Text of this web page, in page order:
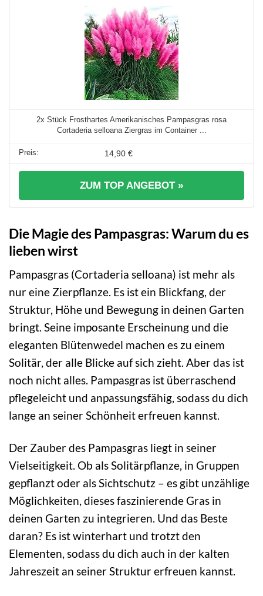
2x Stück Frosthartes Amerikanisches Pampasgras rosa
Cortaderia selloana Ziergras im Container ...
14,90 €
ZUM TOP ANGEBOT »
Die Magie des Pampasgras: Warum du es
lieben wirst
Pampasgras (Cortaderia selloana) ist mehr als
nur eine Zierpflanze. Es ist ein Blickfang, der
Struktur, Höhe und Bewegung in deinen Garten
bringt. Seine imposante Erscheinung und die
eleganten Blütenwedel machen es zu einem
Solitär, der alle Blicke auf sich zieht. Aber das ist
noch nicht alles. Pampasgras ist überraschend
pflegeleicht und anpassungsfähig, sodass du dich
lange an seiner Schönheit erfreuen kannst.
Der Zauber des Pampasgras liegt in seiner
Vielseitigkeit. Ob als Solitärpflanze, in Gruppen
gepflanzt oder als Sichtschutz – es gibt unzählige
Möglichkeiten, dieses faszinierende Gras in
deinen Garten zu integrieren. Und das Beste
daran? Es ist winterhart und trotzt den
Elementen, sodass du dich auch in der kalten
Jahreszeit an seiner Struktur erfreuen kannst.